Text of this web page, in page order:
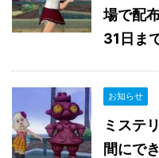
場で配
31日ま
お知らせ
ミステ
間にで